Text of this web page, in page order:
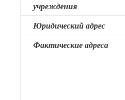
учреждения
Юридический адрес
Фактические адреса